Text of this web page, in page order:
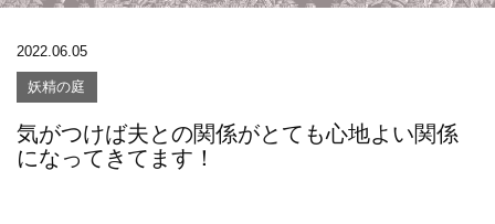
2022.06.05
妖精の庭
気がつけば夫との関係がとても心地よい関係
になってきてます！